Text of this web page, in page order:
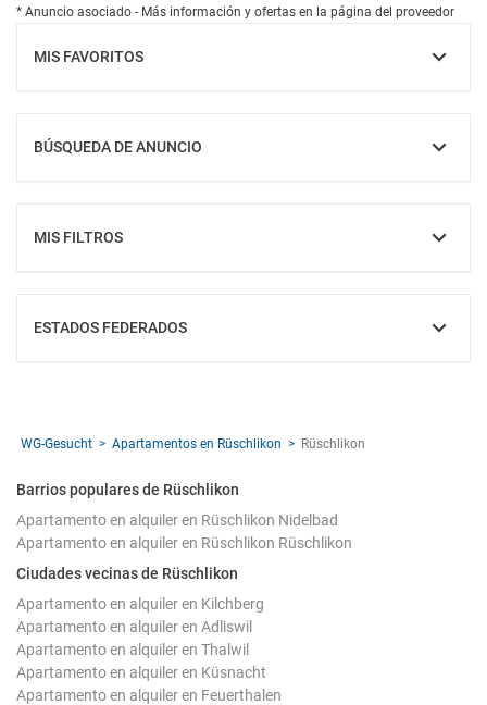
* Anuncio asociado - Más información y ofertas en la página del proveedor
MIS FAVORITOS
MOSTRAR
BÚSQUEDA DE ANUNCIO
MOSTRAR
MIS FILTROS
MOSTRAR
ESTADOS FEDERADOS
MOSTRAR
WG-Gesucht Apartamentos en Rüschlikon Rüschlikon
Barrios populares de Rüschlikon
Apartamento en alquiler en Rüschlikon Nidelbad
Apartamento en alquiler en Rüschlikon Rüschlikon
Ciudades vecinas de Rüschlikon
Apartamento en alquiler en Kilchberg
Apartamento en alquiler en Adliswil
Apartamento en alquiler en Thalwil
Apartamento en alquiler en Küsnacht
Apartamento en alquiler en Feuerthalen